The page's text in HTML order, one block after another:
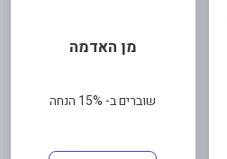
מן האדמה
שוברים ב- 15% הנחה